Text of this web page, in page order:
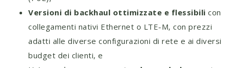
Versioni di backhaul ottimizzate e flessibili con
collegamenti nativi Ethernet o LTE-M, con prezzi
adatti alle diverse configurazioni di rete e ai diversi
budget dei clienti, e